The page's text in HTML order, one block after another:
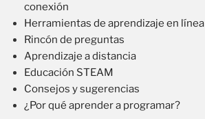
conexión
Herramientas de aprendizaje en línea
Rincón de preguntas
Aprendizaje a distancia
Educación STEAM
Consejos y sugerencias
¿Por qué aprender a programar?